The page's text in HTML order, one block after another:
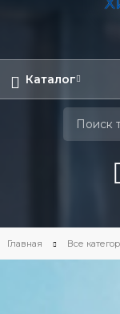
Каталог
Главная Все